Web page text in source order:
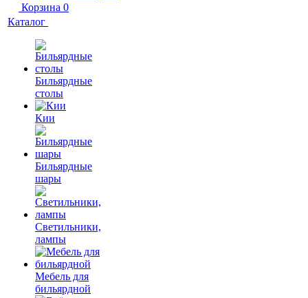
Корзина 0
Каталог
Бильярдные
столы
Кии
Бильярдные
шары
Светильники,
лампы
Мебель для
бильярдной